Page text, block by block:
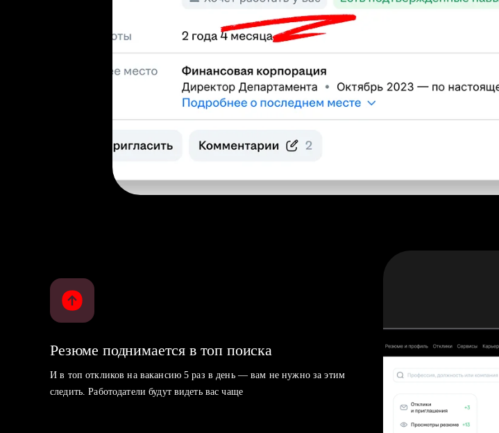
Резюме поднимается в топ поиска
И в топ откликов на вакансию 5 раз в день — вам не нужно за этим
следить. Работодатели будут видеть вас чаще